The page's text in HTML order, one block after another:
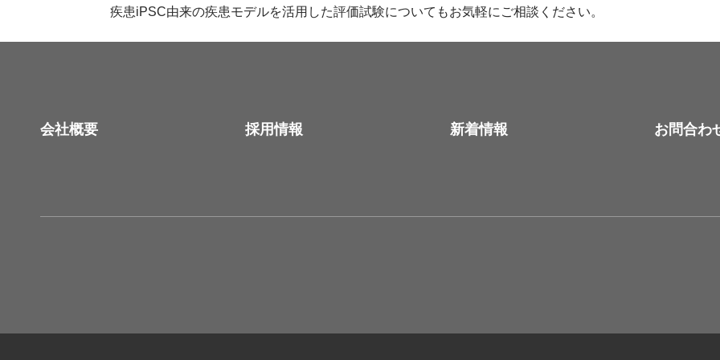
疾患iPSC由来の疾患モデルを活用した評価試験についてもお気軽にご相談ください。
会社概要 採用情報 新着情報 お問合わ